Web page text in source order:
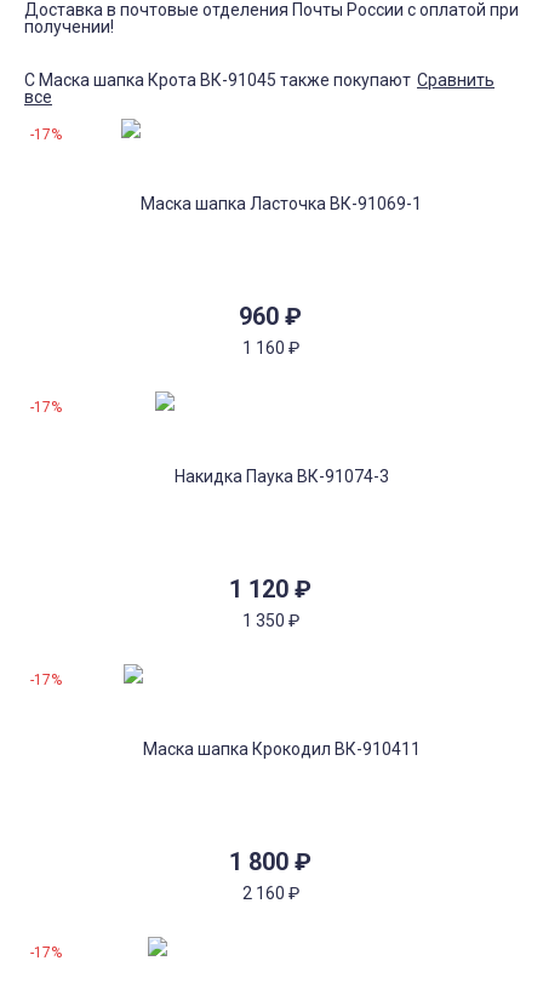
Доставка в почтовые отделения Почты России с оплатой при
получении!
С Маска шапка Крота ВК-91045 также покупают Сравнить
все
960 ₽
1 160 ₽
-17%
1 120 ₽
1 350 ₽
-17%
1 800 ₽
2 160 ₽
-17%
-17%